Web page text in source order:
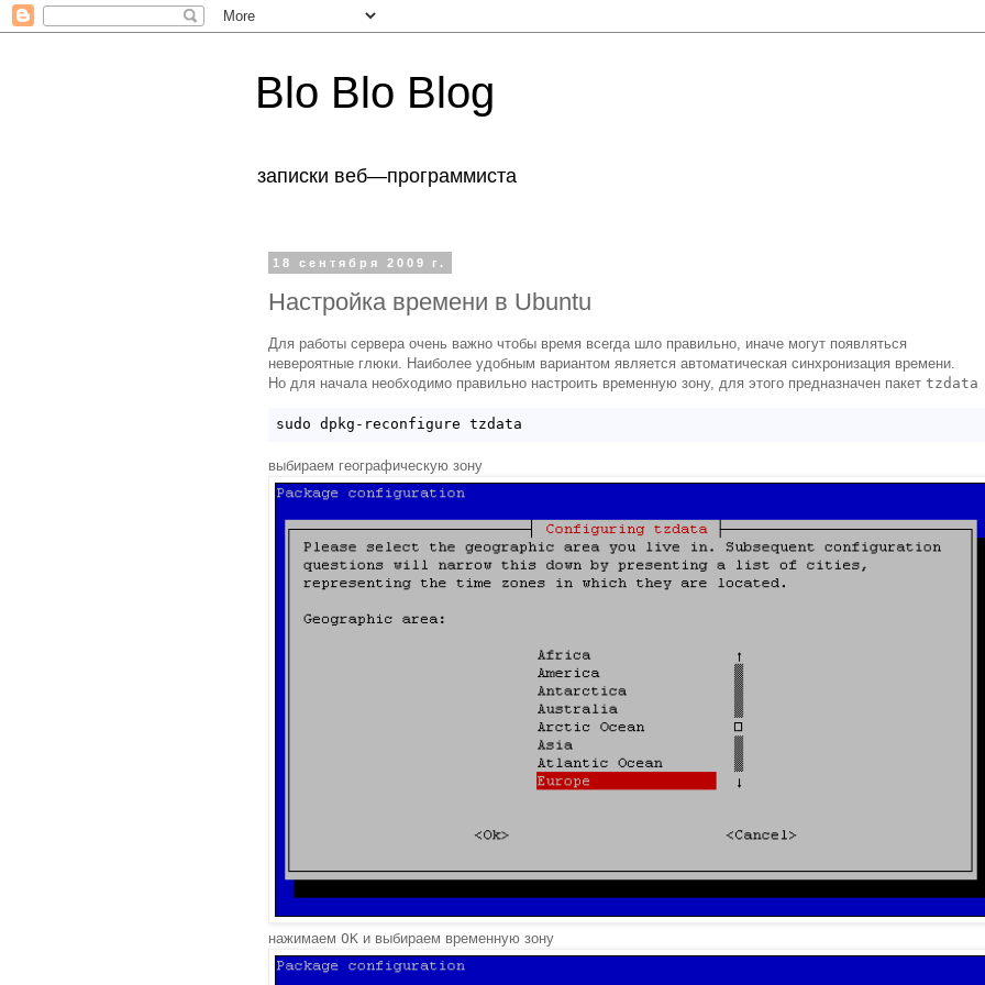
Blo Blo Blog
записки веб—программиста
18 сентября 2009 г.
Настройка времени в Ubuntu
Для работы сервера очень важно чтобы время всегда шло правильно, иначе могут появляться
невероятные глюки. Наиболее удобным вариантом является автоматическая синхронизация времени.
Но для начала необходимо правильно настроить временную зону, для этого предназначен пакет tzdata
выбираем географическую зону
нажимаем OK и выбираем временную зону